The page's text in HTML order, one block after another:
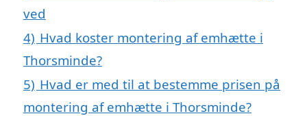
ved
4) Hvad koster montering af emhætte i
Thorsminde?
5) Hvad er med til at bestemme prisen på
montering af emhætte i Thorsminde?